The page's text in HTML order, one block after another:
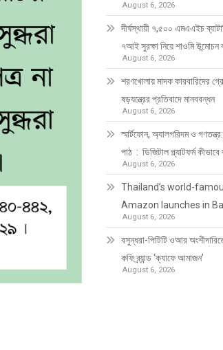
August 6, 2026
দীর্ঘস্থায়ী ৭,৫০০ এমএএইচ
৭আই সুরক্ষা নিয়ে শাওমি
August 6, 2026
শরণখোলায় মাদক কারবারিদের
ষড়যন্ত্রের প্রতিবাদে মানববন্ধন
August 6, 2026
স্মার্টফোন, অ্যালগরিদম ও
পাঠ : ডিজিটাল প্ল্যাটফর্ম কীভাবে
August 6, 2026
Thailand’s world-
Amazon launches in
August 6, 2026
বসুন্ধরা-পিটিটি ওআর
কফি ব্র্যান্ড ‘ক্যাফে আমাজন’
August 6, 2026